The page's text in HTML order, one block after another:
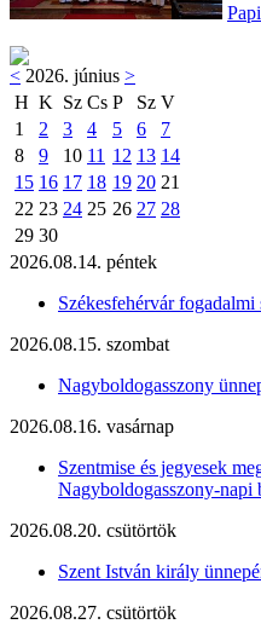
< 2026. június >
H K Sz Cs P Sz V
1
2 3 4 5 6
7
8
9 10 11 12 13 14
15 16 17 18 19 20 21
22 23 24 25 26 27 28
29 30
2026.08.14. péntek
Székesfehérvár fogadalmi
2026.08.15. szombat
Nagyboldogasszony
2026.08.16. vasárnap
Szentmise és jegyesek
Nagyboldogasszony-napi
2026.08.20. csütörtök
Szent István király
2026.08.27. csütörtök